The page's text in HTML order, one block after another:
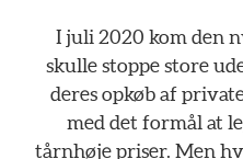
I juli 2020 kom den
skulle stoppe store
deres opkøb af
med det formål at
tårnhøje priser. Men